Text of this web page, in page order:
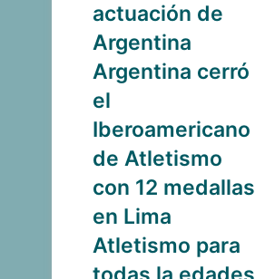
actuación de
Argentina
Argentina cerró
el
Iberoamericano
de Atletismo
con 12 medallas
en Lima
Atletismo para